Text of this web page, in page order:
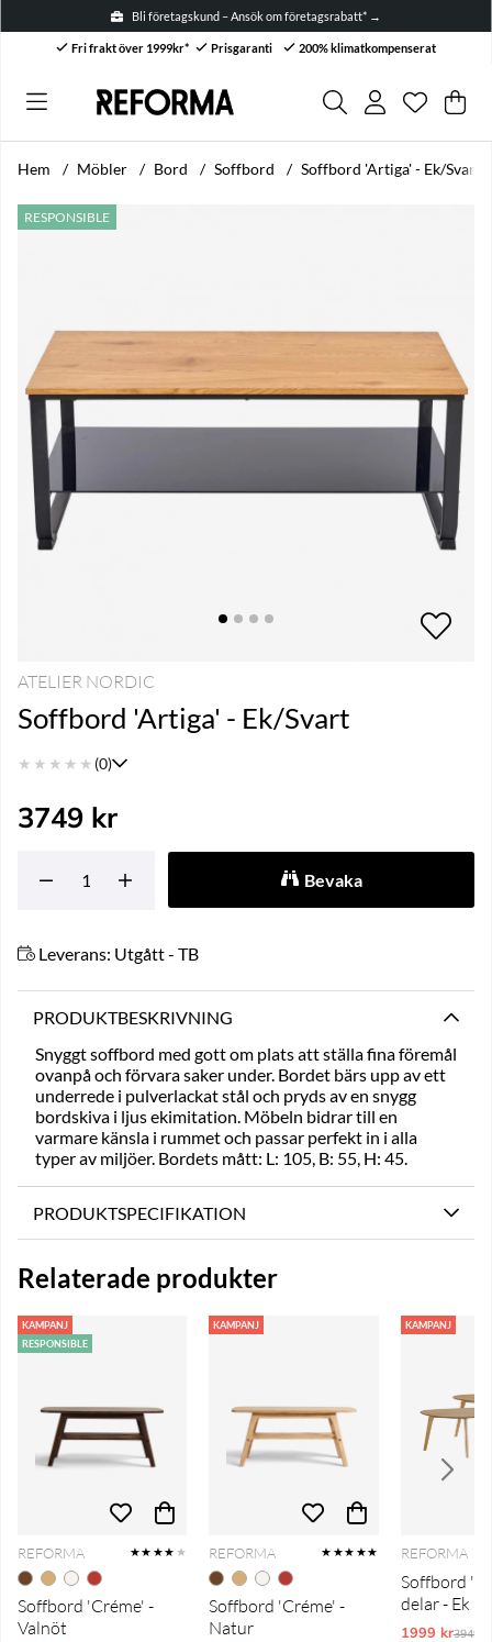
Bli företagskund – Ansök om företagsrabatt* →
Fri frakt över 1999kr* Prisgaranti 200% klimatkompenserat
Antal i
. .
Hem Möbler Bord Soffbord Soffbord 'Artiga' - Ek/Svart
RESPONSIBLE
Produktbilder Soffbord 'Artiga' - Ek/Svart
ATELIER NORDIC
Soffbord 'Artiga' - Ek/Svart
★ ★ ★ ★ ★ (0)
3749 kr
Bevaka
Leverans: Utgått - TB
PRODUKTBESKRIVNING
Snyggt soffbord med gott om plats att ställa fina föremål
ovanpå och förvara saker under. Bordet bärs upp av ett
underrede i pulverlackat stål och pryds av en snygg
bordskiva i ljus ekimitation. Möbeln bidrar till en
varmare känsla i rummet och passar perfekt in i alla
typer av miljöer. Bordets mått: L: 105, B: 55, H: 45.
PRODUKTSPECIFIKATION
Relaterade produkter
KAMPANJ
RESPONSIBLE
REFORMA ★★★★ ★
Soffbord 'Créme' -
Valnöt
KAMPANJ
REFORMA ★★★★★
Soffbord 'Créme' -
Natur
KAMPANJ
REFORMA
Soffbord
delar - Ek
1999 kr3949 kr